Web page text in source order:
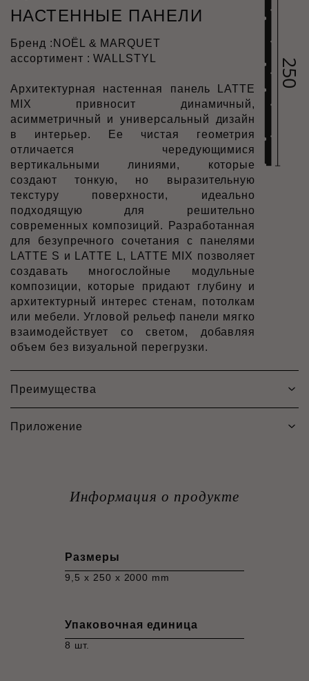
НАСТЕННЫЕ ПАНЕЛИ
Бренд : NOËL & MARQUET
ассортимент : WALLSTYL
Архитектурная настенная панель LATTE
MIX привносит динамичный,
асимметричный и универсальный дизайн
в интерьер. Ее чистая геометрия
отличается чередующимися
вертикальными линиями, которые
создают тонкую, но выразительную
текстуру поверхности, идеально
подходящую для решительно
современных композиций. Разработанная
для безупречного сочетания с панелями
LATTE S и LATTE L, LATTE MIX позволяет
создавать многослойные модульные
композиции, которые придают глубину и
архитектурный интерес стенам, потолкам
или мебели. Угловой рельеф панели мягко
взаимодействует со светом, добавляя
объем без визуальной перегрузки.
Преимущества
Приложение
Информация о продукте
Размеры
9,5 x 250 x 2000 mm
Упаковочная единица
8 шт.